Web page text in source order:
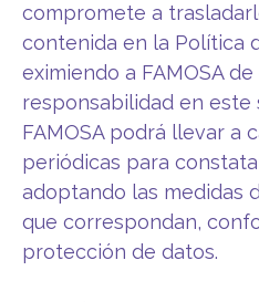
compromete a
contenida en la Política
eximiendo a FAMOSA
responsabilidad en
FAMOSA podrá llevar a
periódicas para
adoptando las medidas
que correspondan,
protección de datos.